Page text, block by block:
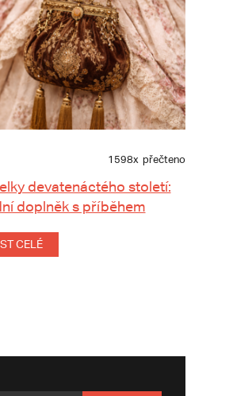
1598x přečteno
devatenáctého století:
doplněk s příběhem
CELÉ